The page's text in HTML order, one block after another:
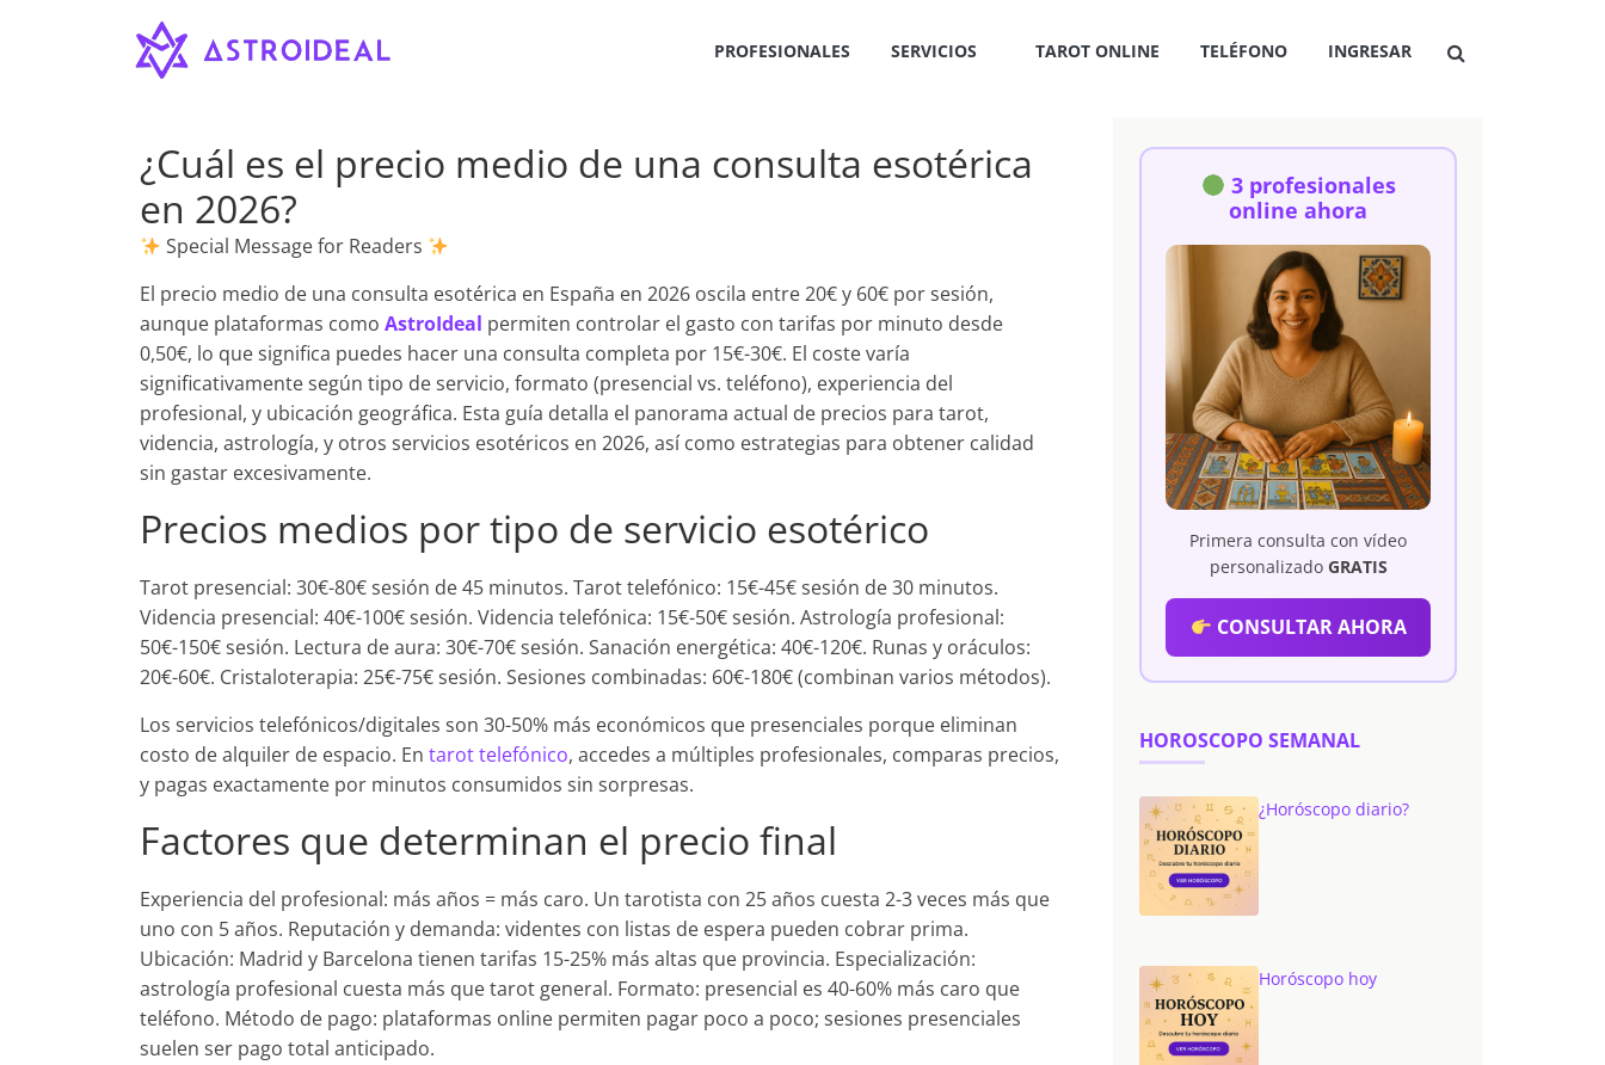
Astroideal
Blog
PROFESIONALES SERVICIOS TAROT ONLINE TELÉFONO INGRESAR
¿Cuál es el precio medio de una consulta esotérica
en 2026?
Special Message for Readers
El precio medio de una consulta esotérica en España en 2026 oscila entre 20€ y 60€ por sesión,
aunque plataformas como AstroIdeal permiten controlar el gasto con tarifas por minuto desde
0,50€, lo que significa puedes hacer una consulta completa por 15€-30€. El coste varía
significativamente según tipo de servicio, formato (presencial vs. teléfono), experiencia del
profesional, y ubicación geográfica. Esta guía detalla el panorama actual de precios para tarot,
videncia, astrología, y otros servicios esotéricos en 2026, así como estrategias para obtener calidad
sin gastar excesivamente.
Precios medios por tipo de servicio esotérico
Tarot presencial: 30€-80€ sesión de 45 minutos. Tarot telefónico: 15€-45€ sesión de 30 minutos.
Videncia presencial: 40€-100€ sesión. Videncia telefónica: 15€-50€ sesión. Astrología profesional:
50€-150€ sesión. Lectura de aura: 30€-70€ sesión. Sanación energética: 40€-120€. Runas y oráculos:
20€-60€. Cristaloterapia: 25€-75€ sesión. Sesiones combinadas: 60€-180€ (combinan varios métodos).
Los servicios telefónicos/digitales son 30-50% más económicos que presenciales porque eliminan
costo de alquiler de espacio. En tarot telefónico, accedes a múltiples profesionales, comparas precios,
y pagas exactamente por minutos consumidos sin sorpresas.
Factores que determinan el precio final
Experiencia del profesional: más años = más caro. Un tarotista con 25 años cuesta 2-3 veces más que
uno con 5 años. Reputación y demanda: videntes con listas de espera pueden cobrar prima.
Ubicación: Madrid y Barcelona tienen tarifas 15-25% más altas que provincia. Especialización:
astrología profesional cuesta más que tarot general. Formato: presencial es 40-60% más caro que
teléfono. Método de pago: plataformas online permiten pagar poco a poco; sesiones presenciales
suelen ser pago total anticipado.
3 profesionales
online ahora
Primera consulta con vídeo
personalizado GRATIS
CONSULTAR AHORA
HOROSCOPO SEMANAL
¿Horóscopo diario?
Horóscopo hoy